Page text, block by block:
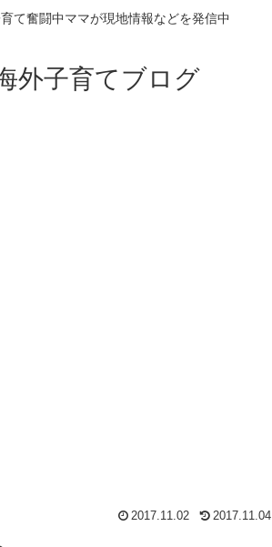
て奮闘中ママが現地情報などを発信中
外子育てブログ
2017.11.02 2017.11.04